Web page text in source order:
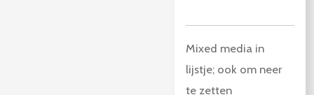
Mixed media in
lijstje; ook om neer
te zetten